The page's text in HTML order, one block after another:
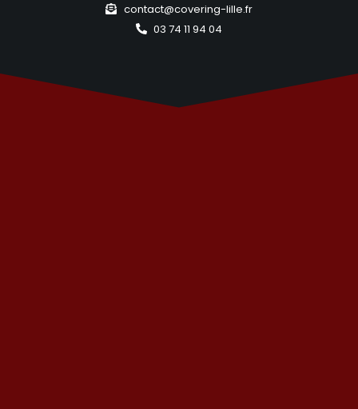
contact@covering-lille.fr
03 74 11 94 04